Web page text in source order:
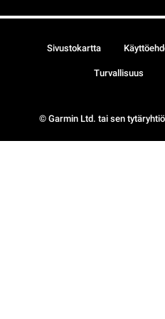
© Garmin Ltd. tai sen
Sivustokartta
Turvallisuus